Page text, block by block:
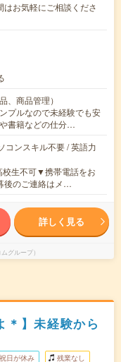
お気軽にご相談くださ
、商品管理）
プルなので未経験でも安
書籍などの仕分…
コンスキル不要 / 英語力
生不可▼携帯電話をお
後のご連絡はメ…
詳しく見る
グループ）
＊】未経験から
日が休み 残業なし